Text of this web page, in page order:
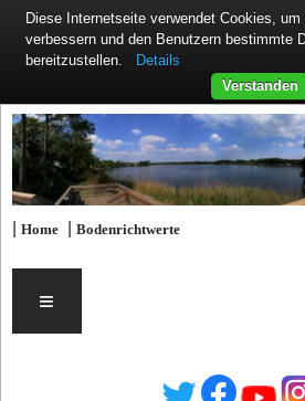
|Home |Bodenrichtwerte
≡
Diese Internetseite verwendet Cookies,
verbessern und den Benutzern bestimmte
bereitzustellen.
Details
Verstanden